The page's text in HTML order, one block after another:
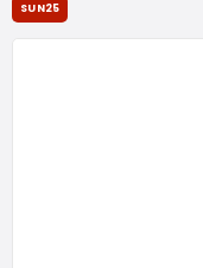
SUN25